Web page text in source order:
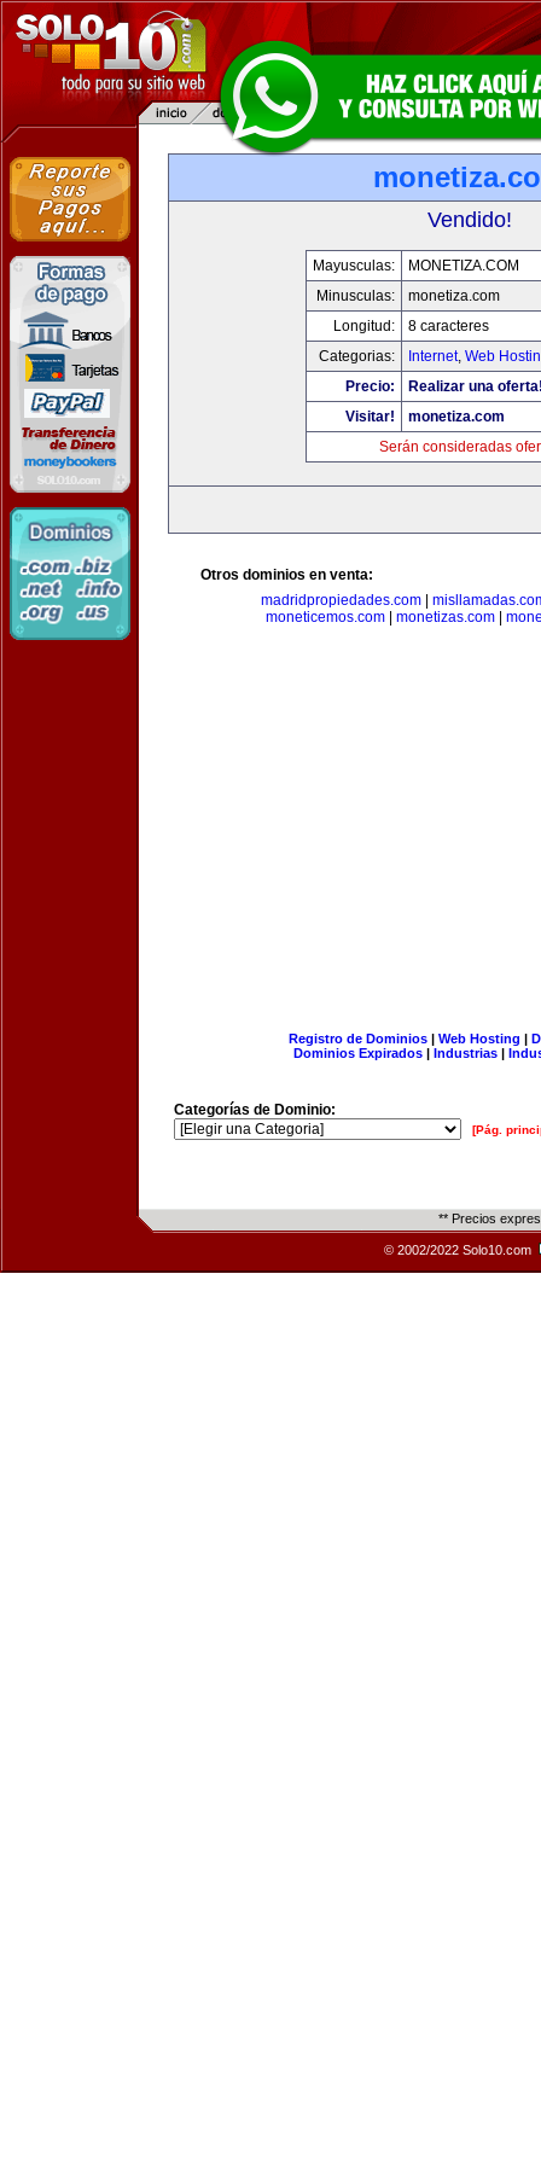
Vendido!
Mayusculas:
MONETIZA.COM
Minusculas:
monetiza.com
Longitud:
8 caracteres
Categorias:
Internet, Web
Precio:
Realizar una
Visitar!
monetiza.com
Serán consideradas
Otros dominios en venta:
madridpropiedades.com|
moneticemos.com| monetizas.com|
Registro de Dominios| Web Hosting |
Dominios Expirados | Industrias |
Categorías de Dominio:
[Pág.
** Precios
© 2002/2022 Solo10.com